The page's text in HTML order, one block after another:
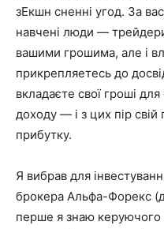
зЕкшн сненні угод. За
навчені люди —
вашими грошима, але і
прикрепляетесь до
вкладаєте свої гроші
доходу — і з цих пір
прибутку.
Я вибрав для
брокера Альфа-Форекс
перше я знаю керуючого